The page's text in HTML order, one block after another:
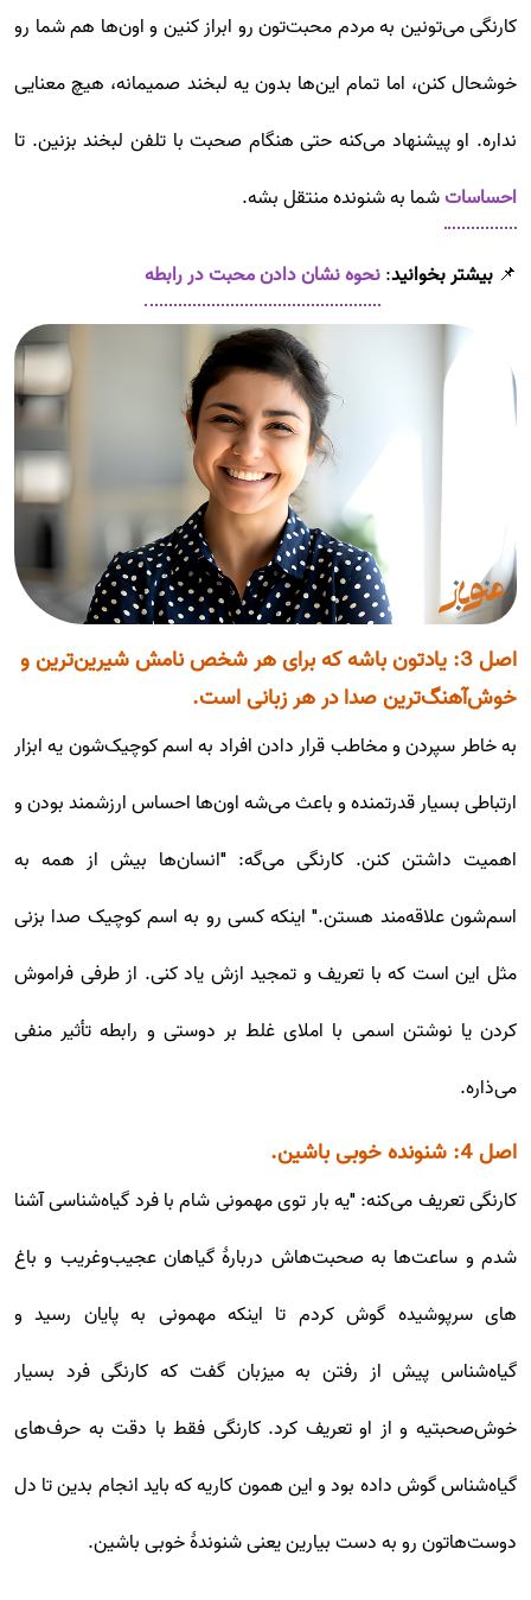
کارنگی می‌تونین به مردم محبت‌تون رو ابراز کنین و اون‌ها هم شما رو
خوشحال ‌کنن، اما تمام این‌ها بدون یه لبخند صمیمانه، هیچ معنایی
نداره. او پیشنهاد می‌کنه حتی هنگام صحبت با تلفن لبخند بزنین. تا
احساساتشما به شنونده منتقل بشه.
📌 بیشتر بخوانید:نحوه نشان دادن محبت در رابطه
اصل 3: یادتون باشه که برای هر شخص نامش شیرین‌ترین و
خوش‌آهنگ‌ترین صدا در هر زبانی است.
به خاطر سپردن و مخاطب قرار دادن افراد به اسم کوچیک‌شون یه ابزار
ارتباطی بسیار قدرتمنده و باعث می‌شه اون‌ها احساس ارزشمند بودن و
اهمیت داشتن کنن. کارنگی می‌گه: "انسان‌ها بیش از همه به
اسم‌شون علاقه‌مند هستن." اینکه کسی رو به اسم کوچیک صدا بزنی
مثل این است که با تعریف و تمجید ازش یاد کنی. از طرفی فراموش
کردن یا نوشتن اسمی با املای غلط بر دوستی و رابطه تأثیر منفی
می‌ذاره.
اصل 4: شنونده خوبی باشین.
کارنگی تعریف می‌کنه: "یه بار توی مهمونی شام با فرد گیاه‌شناسی آشنا
شدم و ساعت‌ها به صحبت‌هاش دربارۀ گیاهان عجیب‌و‌غریب و باغ
های سرپوشیده گوش کردم تا اینکه مهمونی به پایان رسید و
گیاه‌شناس پیش از رفتن به میزبان گفت که کارنگی فرد بسیار
خوش‌صحبتیه و از او تعریف کرد. کارنگی فقط با دقت به حرف‌های
گیاه‌شناس گوش داده بود و این همون کاریه که باید انجام بدین تا دل
دوست‌هاتون رو به دست بیارین یعنی شنوندۀ خوبی باشین.